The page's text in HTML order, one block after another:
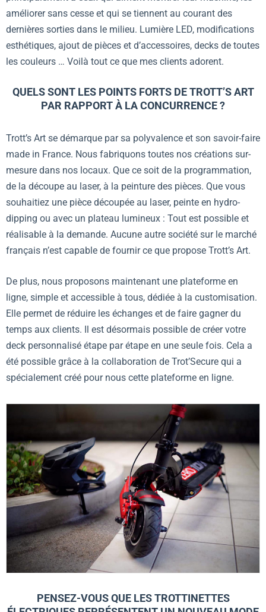
améliorer sans cesse et qui se tiennent au courant des
dernières sorties dans le milieu. Lumière LED, modifications
esthétiques, ajout de pièces et d’accessoires, decks de toutes
les couleurs … Voilà tout ce que mes clients adorent.
QUELS SONT LES POINTS FORTS DE TROTT’S ART
PAR RAPPORT À LA CONCURRENCE ?
Trott’s Art se démarque par sa polyvalence et son savoir-faire
made in France. Nous fabriquons toutes nos créations sur-
mesure dans nos locaux. Que ce soit de la programmation,
de la découpe au laser, à la peinture des pièces. Que vous
souhaitiez une pièce découpée au laser, peinte en hydro-
dipping ou avec un plateau lumineux : Tout est possible et
réalisable à la demande. Aucune autre société sur le marché
français n’est capable de fournir ce que propose Trott’s Art.
De plus, nous proposons maintenant une plateforme en
ligne, simple et accessible à tous, dédiée à la customisation.
Elle permet de réduire les échanges et de faire gagner du
temps aux clients. Il est désormais possible de créer votre
deck personnalisé étape par étape en une seule fois. Cela a
été possible grâce à la collaboration de Trot’Secure qui a
spécialement créé pour nous cette plateforme en ligne.
PENSEZ-VOUS QUE LES TROTTINETTES